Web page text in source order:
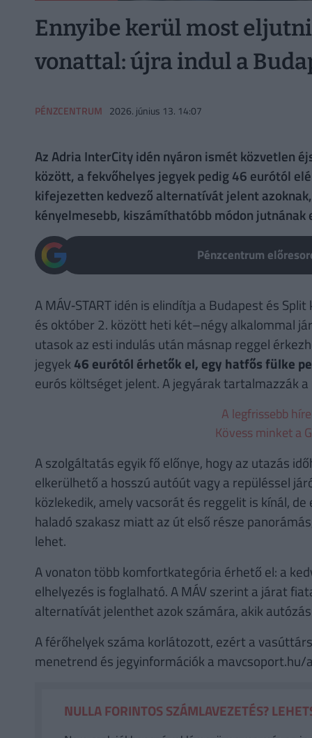
Ennyibe kerül most
vonattal: újra indul a
PÉNZCENTRUM 2026. június 13. 14:07
Az Adria InterCity idén nyáron ismét közvetlen
között, a fekvőhelyes jegyek pedig 46 eurótól
kifejezetten kedvező alternatívát jelent
kényelmesebb, kiszámíthatóbb módon
Pénzcentrum
A MÁV‑START idén is elindítja a Budapest és
és október 2. között heti két–négy alkalommal
utasok az esti indulás után másnap reggel
jegyek46 eurótól érhetők el, egy hatfős fülke
eurós költséget jelent. A jegyárak tartalmazzák
A legfrissebb
Kövess minket a
A szolgáltatás egyik fő előnye, hogy az utazás
elkerülhető a hosszú autóút vagy a repüléssel
közlekedik, amely vacsorát és reggelit is kínál,
haladó szakasz miatt az út első része
lehet.
A vonaton több komfortkategória érhető el: a
elhelyezés is foglalható. A MÁV szerint a járat
alternatívát jelenthet azok számára, akik
A férőhelyek száma korlátozott, ezért a
menetrend és jegyinformációk a mavcsoport.hu/
NULLA FORINTOS SZÁMLAVEZETÉS?